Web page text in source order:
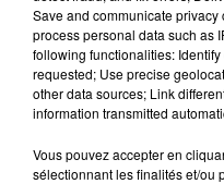
Flash infos
Crédit :Flash infos
podcasts/2022/01/
Save and communicate
process personal data such as
following functionalities:
requested; Use precise
other data sources; Link
information transmitted
Vous pouvez accepter en
sélectionnant les finalités et/ou